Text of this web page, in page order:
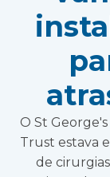
O St
Trust estava
de